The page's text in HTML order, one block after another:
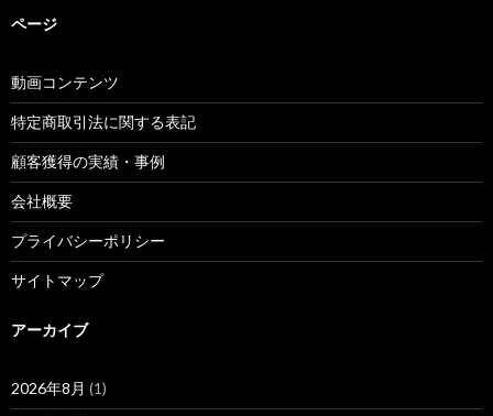
ページ
動画コンテンツ
特定商取引法に関する表記
顧客獲得の実績・事例
会社概要
プライバシーポリシー
サイトマップ
アーカイブ
2026年8月 (1)